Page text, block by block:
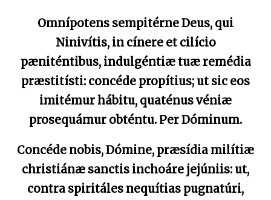
Omnípotens sempitérne Deus, qui
Ninivítis, in cínere et cilício
pæniténtibus, indulgéntiæ tuæ remédia
præstitísti: concéde propítius; ut sic eos
imitémur hábitu, quaténus véniæ
prosequámur obténtu. Per Dóminum.
Concéde nobis, Dómine, præsídia milítiæ
christiánæ sanctis inchoáre jejúniis: ut,
contra spiritáles nequítias pugnatúri,